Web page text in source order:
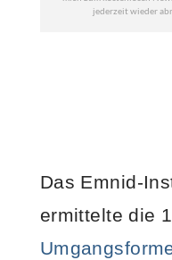
Das Emnid-
ermittelte die